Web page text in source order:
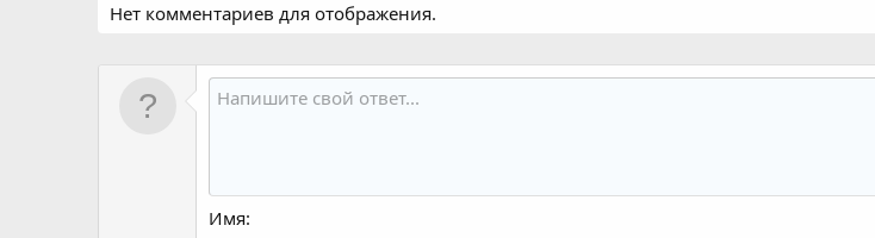
Нет комментариев для отображения.
Имя